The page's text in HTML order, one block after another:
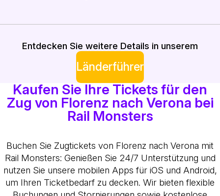
Entdecken Sie weitere Details in unserem
Länderführer
Kaufen Sie Ihre Tickets für den
Zug von Florenz nach Verona bei
Rail Monsters
Buchen Sie Zugtickets von Florenz nach Verona mit
Rail Monsters: Genießen Sie 24/7 Unterstützung und
nutzen Sie unsere mobilen Apps für iOS und Android,
um Ihren Ticketbedarf zu decken. Wir bieten flexible